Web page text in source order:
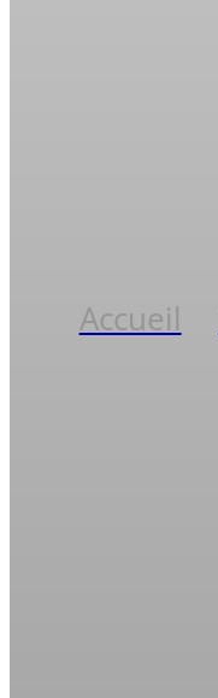
Accueil